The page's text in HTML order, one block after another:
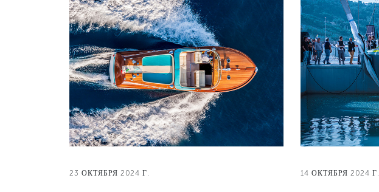
23 ОКТЯБРЯ 2024 Г. 14 ОКТЯБРЯ 2024 Г.